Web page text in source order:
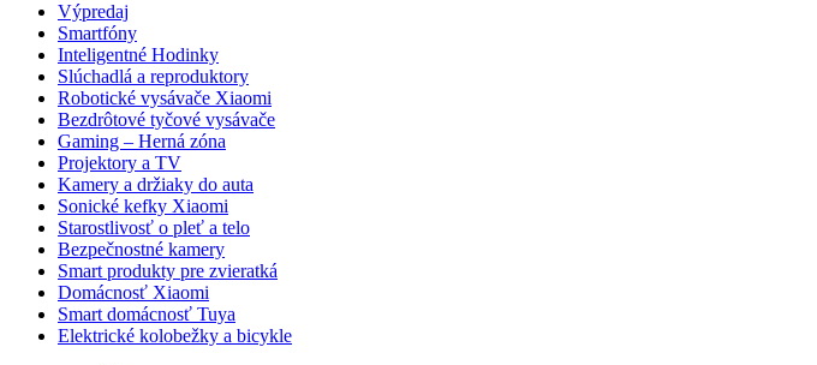
Výpredaj
Smartfóny
Inteligentné Hodinky
Slúchadlá a reproduktory
Robotické vysávače Xiaomi
Bezdrôtové tyčové vysávače
Gaming – Herná zóna
Projektory a TV
Kamery a držiaky do auta
Sonické kefky Xiaomi
Starostlivosť o pleť a telo
Bezpečnostné kamery
Smart produkty pre zvieratká
Domácnosť Xiaomi
Smart domácnosť Tuya
Elektrické kolobežky a bicykle